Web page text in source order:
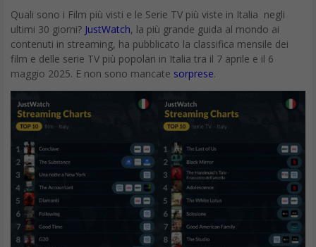
Quali sono i Film più visti e le Serie TV più viste in Italia negli
ultimi 30 giorni? JustWatch, la più grande guida al mondo ai
contenuti in streaming, ha pubblicato la classifica mensile dei
film e delle serie TV più popolari in Italia tra il 7 aprile e il 6
maggio 2025. E non sono mancate sorprese.